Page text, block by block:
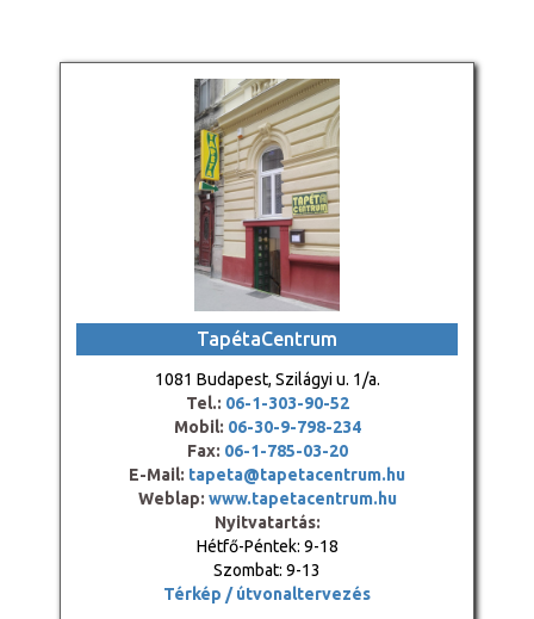
TapétaCentrum
1081 Budapest, Szilágyi u. 1/a.
Tel.: 06-1-303-90-52
Mobil: 06-30-9-798-234
Fax: 06-1-785-03-20
E-Mail: tapeta@tapetacentrum.hu
Weblap: www.tapetacentrum.hu
Nyitvatartás:
Hétfő-Péntek: 9-18
Szombat: 9-13
Térkép / útvonaltervezés